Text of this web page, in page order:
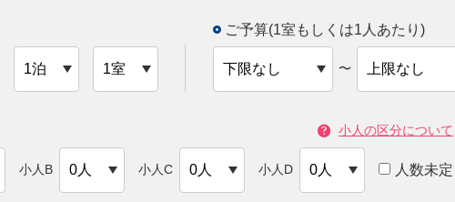
ご予算(1室もしくは1人あたり)
〜
小人の区分について
小人B 小人C 小人D 人数未定